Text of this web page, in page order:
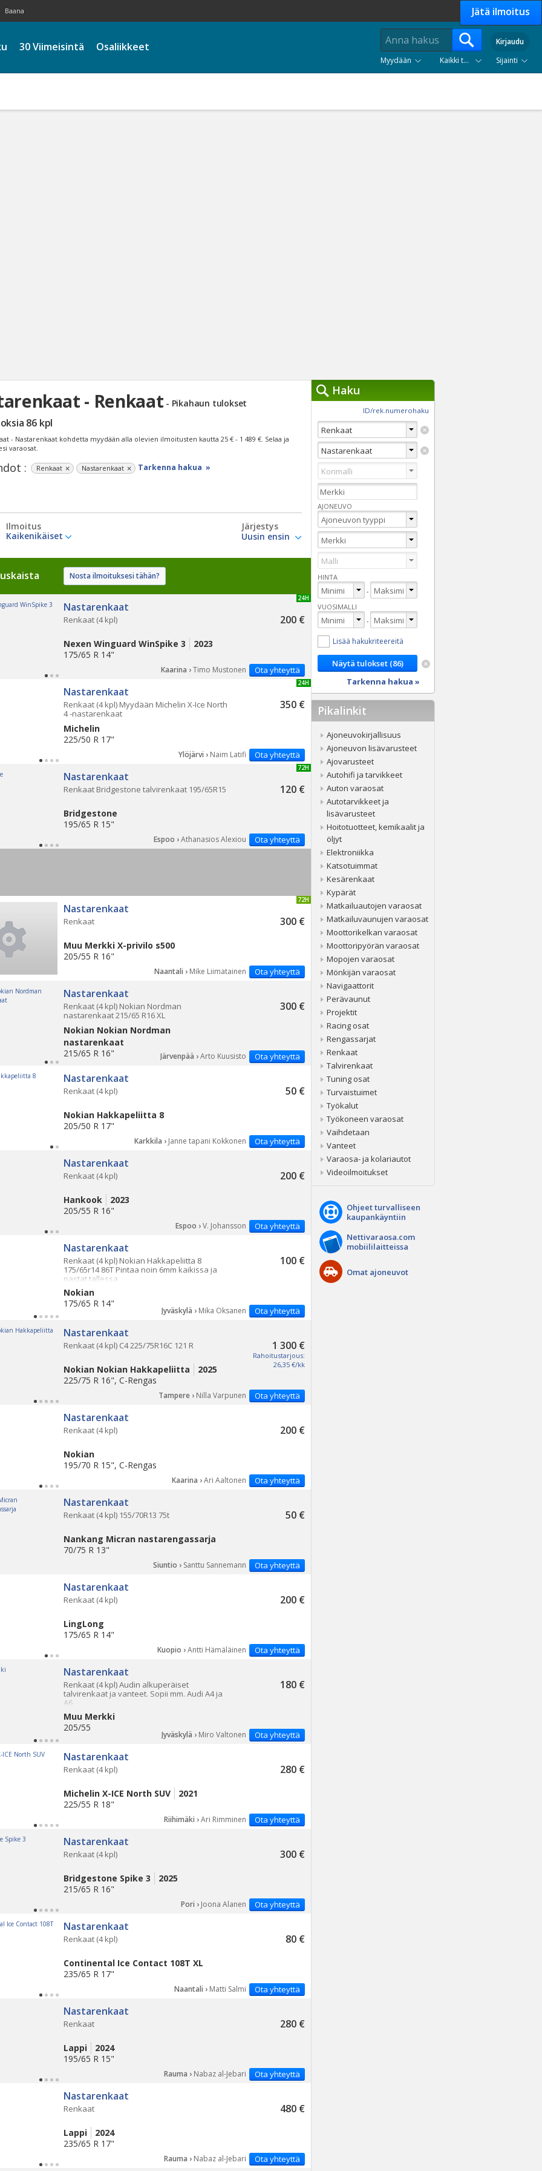
Baana Jätä ilmoitus
30 Viimeisintä Osaliikkeet
Kirjaudu
Myydään
Kaikki tuoteryhmät Sijainti
- Renkaat - Pikahaun tulokset
86 kpl
- Nastarenkaat kohdetta myydään alla olevien ilmoitusten kautta 25 € - 1 489 €. Selaa ja
varaosat.
: Renkaat Nastarenkaat Tarkenna hakua »
Ilmoitus
Kaikenikäiset
Järjestys
Nosta ilmoituksesi tähän?
UUSI 24H
Nastarenkaat
200 €
Renkaat (4 kpl)
Nexen Winguard WinSpike 3
2023
175/65 R 14"
Ota yhteyttä
Kaarina ›Timo Mustonen
UUSI 24H
Nastarenkaat
350 €
Renkaat (4 kpl) Myydään Michelin X-Ice North
4 -nastarenkaat
Michelin
225/50 R 17"
Ota yhteyttä
Ylöjärvi › Naim Latifi
UUSI 72H
Nastarenkaat
120 €
Renkaat Bridgestone talvirenkaat 195/65R15
Bridgestone
195/65 R 15"
Ota yhteyttä
Espoo ›Athanasios Alexiou
PÄIVITETTY 72H
Nastarenkaat
300 €
Renkaat
Muu Merkki X-privilo s500
205/55 R 16"
Ota yhteyttä
Naantali › Mike Liimatainen
Nastarenkaat
300 €
Renkaat (4 kpl) Nokian Nordman
nastarenkaat 215/65 R16 XL
Nokian Nokian Nordman
nastarenkaat
215/65 R 16"
Ota yhteyttä
Järvenpää ›Arto Kuusisto
Nastarenkaat
50 €
Renkaat (4 kpl)
Nokian Hakkapeliitta 8
205/50 R 17"
Ota yhteyttä
Karkkila › Janne tapani Kokkonen
Nastarenkaat
200 €
Renkaat (4 kpl)
Hankook
2023
205/55 R 16"
Ota yhteyttä
Espoo ›V. Johansson
Nastarenkaat
100 €
Renkaat (4 kpl) Nokian Hakkapeliitta 8
175/65r14 86T Pintaa noin 6mm kaikissa ja
nastat tallessa
Nokian
175/65 R 14"
Ota yhteyttä
Jyväskylä › Mika Oksanen
Nastarenkaat
1 300 €
Rahoitustarjous:
26,35 €/kk
Renkaat (4 kpl) C4 225/75R16C 121 R
Nokian Nokian Hakkapeliitta
2025
225/75 R 16", C-Rengas
Ota yhteyttä
Tampere › Nilla Varpunen
Nastarenkaat
200 €
Renkaat (4 kpl)
Nokian
195/70 R 15", C-Rengas
Ota yhteyttä
Kaarina ›Ari Aaltonen
Nastarenkaat
50 €
Renkaat (4 kpl) 155/70R13 75t
Nankang Micran nastarengassarja
70/75 R 13"
Ota yhteyttä
Siuntio › Santtu Sannemann
Nastarenkaat
200 €
Renkaat (4 kpl)
LingLong
175/65 R 14"
Ota yhteyttä
Kuopio ›Antti Hämäläinen
Nastarenkaat
180 €
Renkaat (4 kpl) Audin alkuperäiset
talvirenkaat ja vanteet. Sopii mm. Audi A4 ja
A6
Muu Merkki
205/55
Ota yhteyttä
Jyväskylä › Miro Valtonen
Nastarenkaat
280 €
Renkaat (4 kpl)
Michelin X-ICE North SUV
2021
225/55 R 18"
Ota yhteyttä
Riihimäki ›Ari Rimminen
Nastarenkaat
300 €
Renkaat (4 kpl)
Bridgestone Spike 3
2025
215/65 R 16"
Ota yhteyttä
Pori › Joona Alanen
Nastarenkaat
80 €
Renkaat (4 kpl)
Continental Ice Contact 108T XL
235/65 R 17"
Ota yhteyttä
Naantali › Matti Salmi
Nastarenkaat
280 €
Renkaat
Lappi
2024
195/65 R 15"
Ota yhteyttä
Rauma › Nabaz al-Jebari
Nastarenkaat
480 €
Renkaat
Lappi
2024
235/65 R 17"
Ota yhteyttä
Rauma › Nabaz al-Jebari
Haku
ID/rek.numerohaku
AJONEUVO
HINTA
-
VUOSIMALLI
-
Lisää hakukriteereitä
Tarkenna hakua »
Pikalinkit
Ajoneuvokirjallisuus
Ajoneuvon lisävarusteet
Ajovarusteet
Autohifi ja tarvikkeet
Auton varaosat
Autotarvikkeet ja
lisävarusteet
Hoitotuotteet, kemikaalit ja
öljyt
Elektroniikka
Katsotuimmat
Kesärenkaat
Kypärät
Matkailuautojen varaosat
Matkailuvaunujen varaosat
Moottorikelkan varaosat
Moottoripyörän varaosat
Mopojen varaosat
Mönkijän varaosat
Navigaattorit
Perävaunut
Projektit
Racing osat
Rengassarjat
Renkaat
Talvirenkaat
Tuning osat
Turvaistuimet
Työkalut
Työkoneen varaosat
Vaihdetaan
Vanteet
Varaosa- ja kolariautot
Videoilmoitukset
Ohjeet turvalliseen
kaupankäyntiin
Nettivaraosa.com
mobiililaitteissa
Omat ajoneuvot